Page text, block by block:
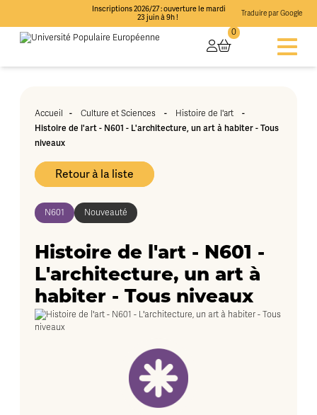
Inscriptions 2026/27 : ouverture le mardi
23 juin à 9h !
Traduire par Google
0
Accueil - Culture et Sciences - Histoire de l'art
-
Histoire de l'art - N601 - L'architecture, un art à habiter - Tous
niveaux
Retour à la liste
N601 Nouveauté
Histoire de l'art - N601 -
L'architecture, un art à
habiter - Tous niveaux